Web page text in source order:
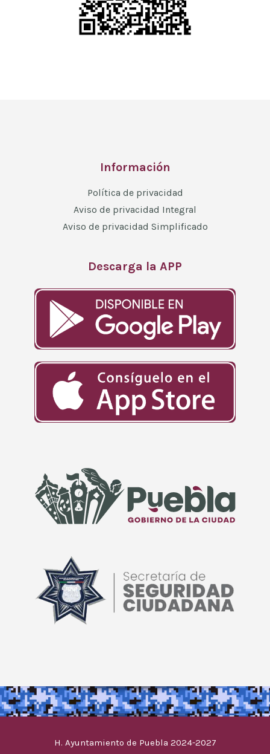
Información
Política de privacidad
Aviso de privacidad Integral
Aviso de privacidad Simplificado
Descarga la APP
H. Ayuntamiento de Puebla 2024-2027